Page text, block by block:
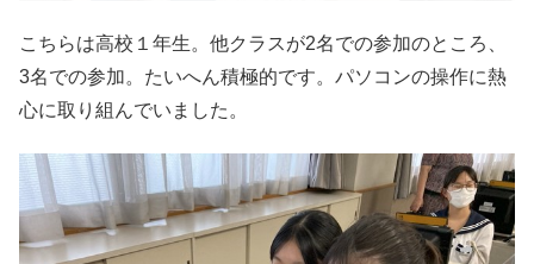
こちらは高校１年生。他クラスが2名での参加のところ、
3名での参加。たいへん積極的です。パソコンの操作に熱
心に取り組んでいました。